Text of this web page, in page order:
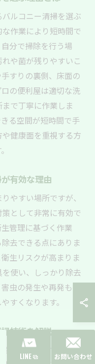
ルコニー清掃を選ぶ
作業により短時間で
分で掃除を行う場
や菌が残りやすいこ
すりの裏側、床面の
の便利屋は適切な洗
で丁寧に作業しま
る空間が短時間で手
健康面を重視する方
有効な理由
やすい場所ですが、
として非常に有効で
管理に基づく作業
去できる点にありま
生リスクが高まりま
使い、しっかり除去
虫の発生や再発も抑
すくなります。
技術を解説
を最重視していま
LINE お問い合わせ